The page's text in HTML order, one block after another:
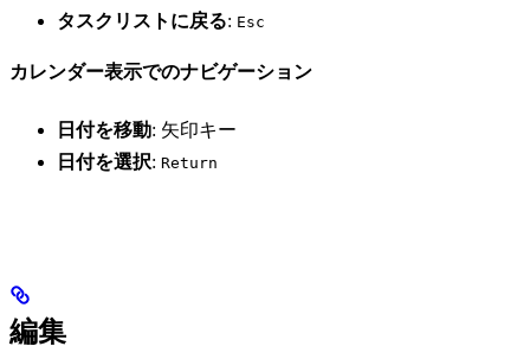
タスクリストに戻る: Esc
カレンダー表示でのナビゲーション
日付を移動: 矢印キー
日付を選択: Return
編集